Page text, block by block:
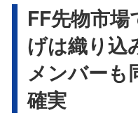
FF先物市
げは織り込
メンバーも
確実